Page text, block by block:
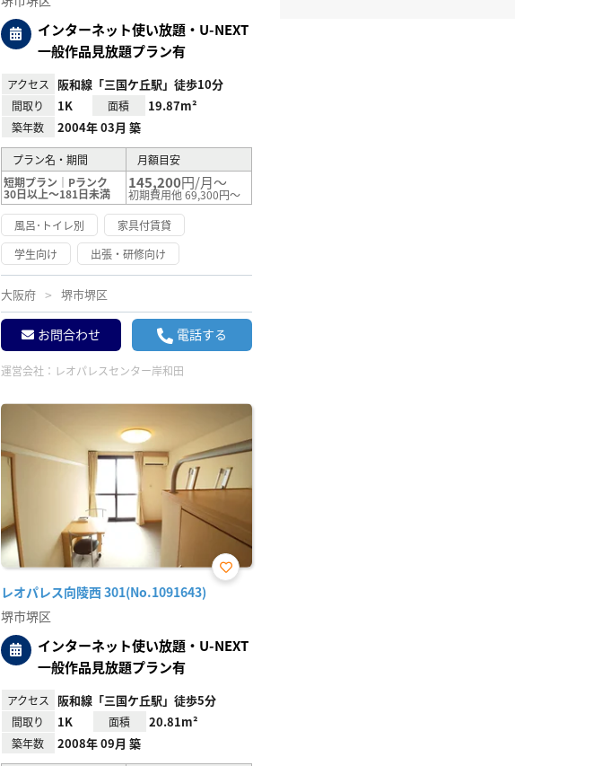
インターネット使い放題・U-NEXT
一般作品見放題プラン有
アクセス 阪和線「三国ケ丘駅」徒歩10分
間取り 1K 面積 19.87m²
築年数 2004年 03月 築
プラン名・期間
月額目安
短期プラン｜Pランク
30日以上～181日未満
145,200円/月～
初期費用他 69,300円～
風呂･トイレ別
家具付賃貸
学生向け
出張・研修向け
大阪府 堺市堺区
お問合わせ 電話する
運営会社： レオパレスセンター岸和田
レオパレス向陵西 301(No.1091643) お気
堺市堺区
インターネット使い放題・U-NEXT
一般作品見放題プラン有
アクセス 阪和線「三国ケ丘駅」徒歩5分
間取り 1K 面積 20.81m²
築年数 2008年 09月 築